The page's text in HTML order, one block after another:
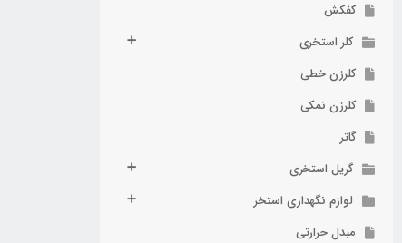
کفکش
کلر استخری
کلرزن خطی
کلرزن نمکی
گاتر
گریل استخری
لوازم نگهداری استخر
مبدل حرارتی